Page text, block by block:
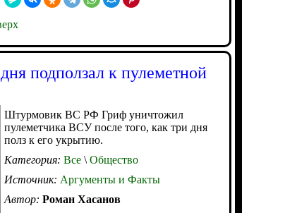
подползал к пулеметной
Штурмовик ВС РФ Гриф уничтожил
пулеметчика ВСУ после того, как три дня
полз к его укрытию.
Категория: Все \ Общество
Источник: Аргументы и Факты
Автор: Роман Хасанов